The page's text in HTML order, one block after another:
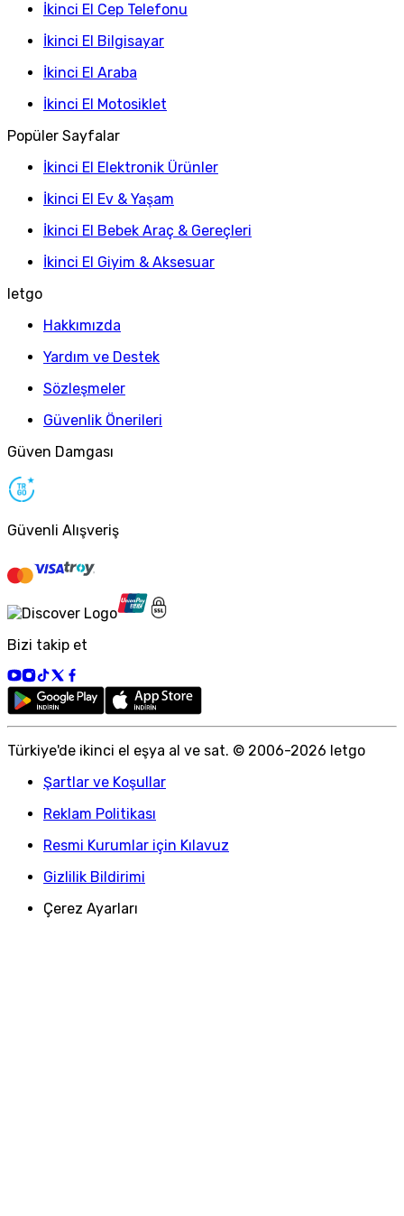
İkinci El Cep Telefonu
İkinci El Bilgisayar
İkinci El Araba
İkinci El Motosiklet
Popüler Sayfalar
İkinci El Elektronik Ürünler
İkinci El Ev & Yaşam
İkinci El Bebek Araç & Gereçleri
İkinci El Giyim & Aksesuar
letgo
Hakkımızda
Yardım ve Destek
Sözleşmeler
Güvenlik Önerileri
Güven Damgası
Güvenli Alışveriş
Bizi takip et
Türkiye'de ikinci el eşya al ve sat. © 2006-2026 letgo
Şartlar ve Koşullar
Reklam Politikası
Resmi Kurumlar için Kılavuz
Gizlilik Bildirimi
Çerez Ayarları